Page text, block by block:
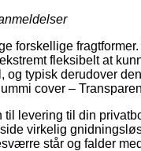
forskellige
fleksibelt at
typisk derudover
cover –
levering til din
virkelig
står og falder